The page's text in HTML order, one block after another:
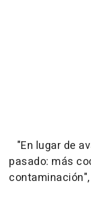
"En lugar de
pasado: más